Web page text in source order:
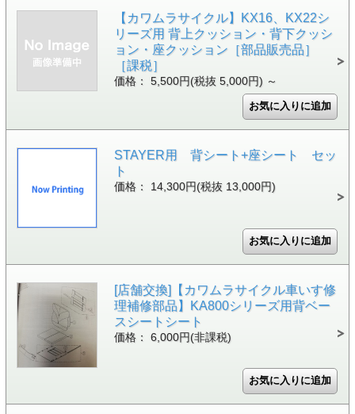
【カワムラサイクル】KX16、KX22シ
リーズ用 背上クッション・背下クッシ
ョン・座クッション［部品販売品］
［課税］
価格： 5,500円(税抜 5,000円) ～
STAYER用 背シート+座シート セッ
ト
価格： 14,300円(税抜 13,000円)
[店舗交換]【カワムラサイクル車いす修
理補修部品】KA800シリーズ用背ベー
スシートシート
価格： 6,000円(非課税)